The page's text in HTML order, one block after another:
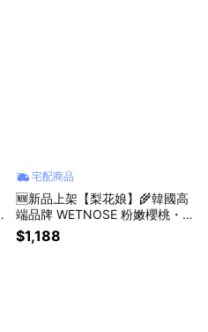
宅配商品
🆕新品上架【梨花娘】🌾韓國高
端品牌 WETNOSE 粉嫩櫻桃・
雙層毛絨冰淇淋寵物玩具(手工製
作，等待期約10~15天)
$1,188